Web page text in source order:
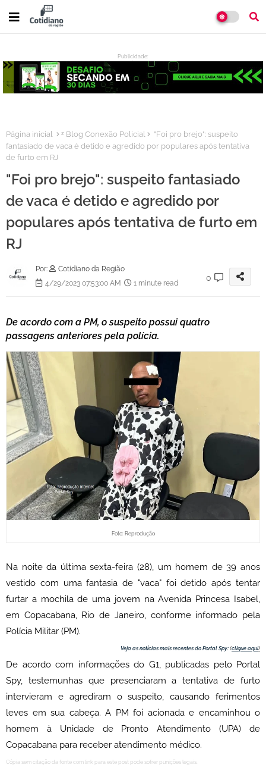
Publicidade:
:
Página inicial ᶻ Blog Conexão Policial
"Foi pro brejo": suspeito
fantasiado de vaca é detido e agredido por populares após tentativa
de furto em RJ
"Foi pro brejo": suspeito fantasiado
de vaca é detido e agredido por
populares após tentativa de furto em
RJ
Por:
Cotidiano da Região
4/29/2023 07:53:00 AM
1 minute read
0
De acordo com a PM, o suspeito possui quatro
passagens anteriores pela polícia.
Foto: Reprodução
Na noite da última sexta-feira (28), um homem de 39 anos
vestido com uma fantasia de "vaca" foi detido após tentar
furtar a mochila de uma jovem na Avenida Princesa Isabel,
em Copacabana, Rio de Janeiro, conforme informado pela
Polícia Militar (PM).
Veja as notícias mais recentes do Portal Spy: (clique aqui)
De acordo com informações do G1, publicadas pelo Portal
Spy, testemunhas que presenciaram a tentativa de furto
intervieram e agrediram o suspeito, causando ferimentos
leves em sua cabeça. A PM foi acionada e encaminhou o
homem à Unidade de Pronto Atendimento (UPA) de
Copacabana para receber atendimento médico.
Cópia sem citação da fonte com link para este post pode sofrer punições legais.